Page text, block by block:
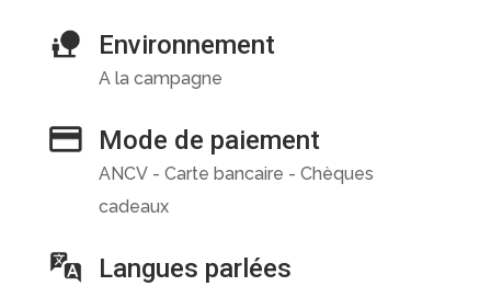
Environnement
A la campagne
Mode de paiement
ANCV - Carte bancaire - Chèques
cadeaux
Langues parlées